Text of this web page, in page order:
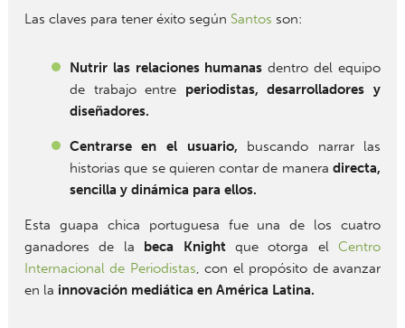
Las claves para tener éxito según Santos son:
Nutrir las relaciones humanas dentro del equipo
de trabajo entre periodistas, desarrolladores y
diseñadores.
Centrarse en el usuario, buscando narrar las
historias que se quieren contar de maneradirecta,
sencilla y dinámica para ellos.
Esta guapa chica portuguesa fue una de los cuatro
ganadores de la
beca Knightque otorga elCentro
Internacional de Periodistas, con el propósito de avanzar
en la innovación mediática en América Latina.